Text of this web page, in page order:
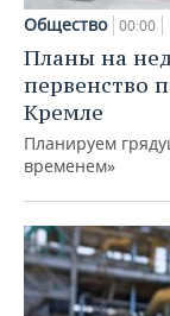
Общество 00:00
Планы на
первенство
Кремле
Планируем
временем»